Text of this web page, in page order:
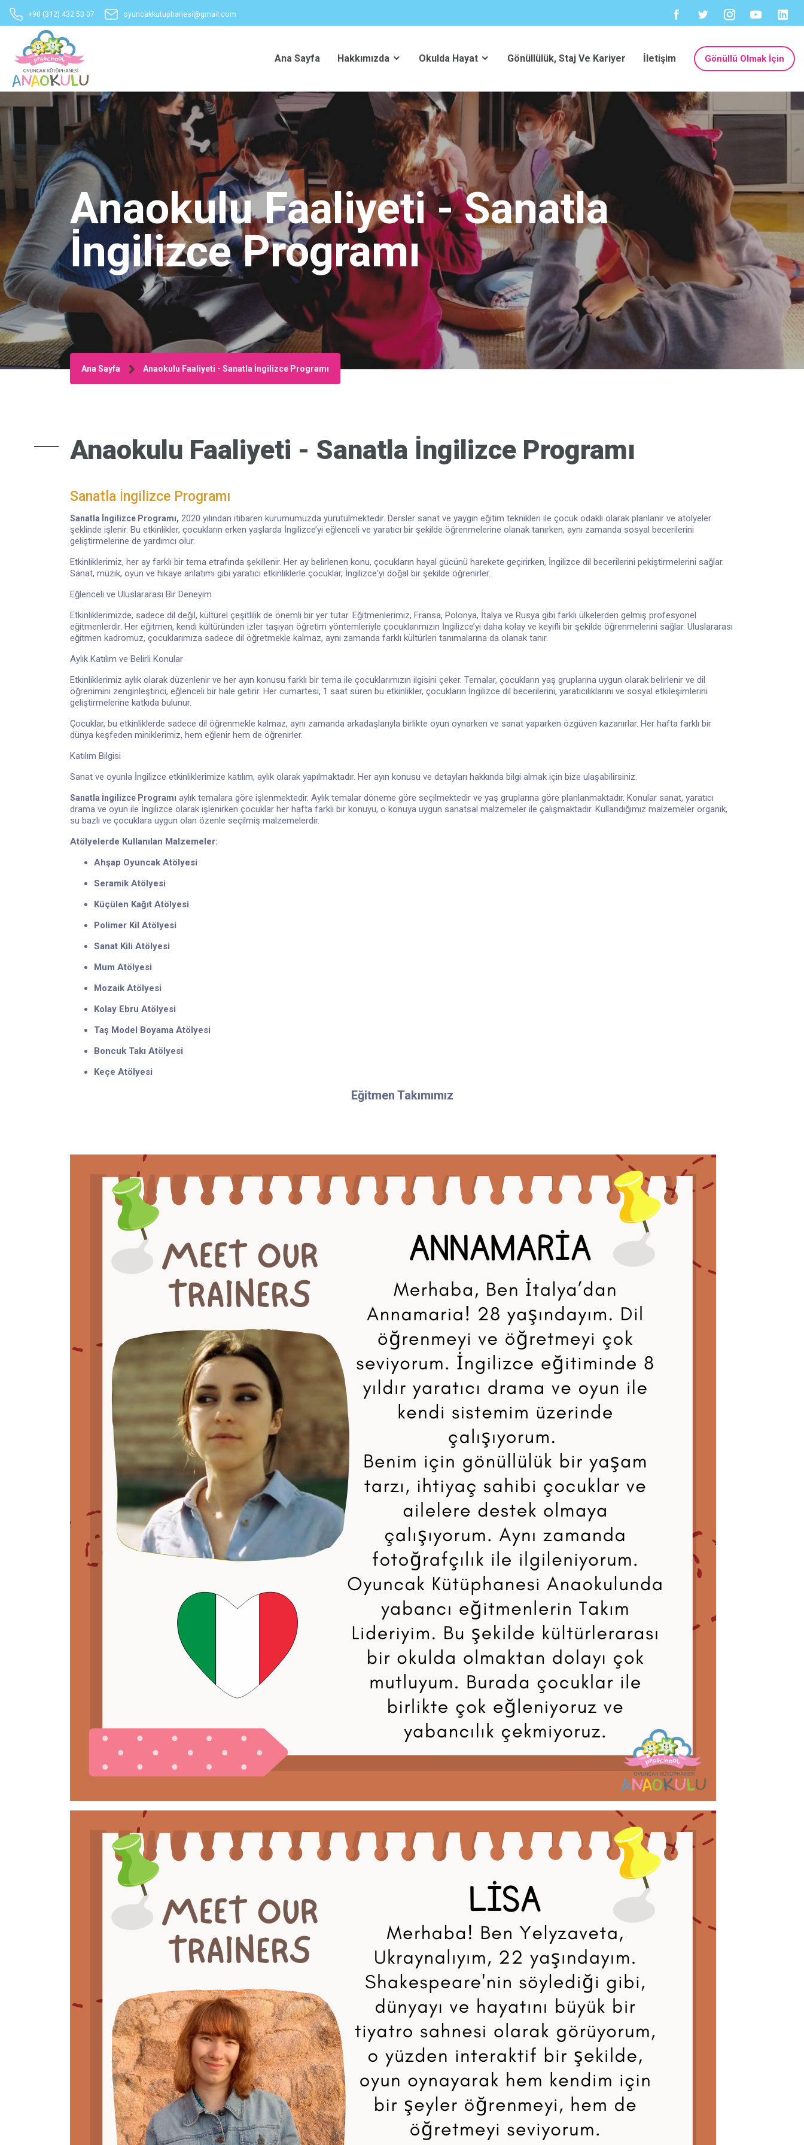
+90 (312) 432 53 07 oyuncakkutuphanesi@gmail.com
Gönüllü Olmak İçin
Ana Sayfa Hakkımızda Okulda Hayat Gönüllülük, Staj Ve Kariyer İletişim
Anaokulu Faaliyeti - Sanatla
İngilizce Programı
Ana Sayfa Anaokulu Faaliyeti - Sanatla İngilizce Programı
Anaokulu Faaliyeti - Sanatla İngilizce Programı
Sanatla İngilizce Programı
Sanatla İngilizce Programı, 2020 yılından itibaren kurumumuzda yürütülmektedir. Dersler sanat ve yaygın eğitim teknikleri ile çocuk odaklı olarak planlanır ve atölyeler
şeklinde işlenir. Bu etkinlikler, çocukların erken yaşlarda İngilizce’yi eğlenceli ve yaratıcı bir şekilde öğrenmelerine olanak tanırken, aynı zamanda sosyal becerilerini
geliştirmelerine de yardımcı olur.
Etkinliklerimiz, her ay farklı bir tema etrafında şekillenir. Her ay belirlenen konu, çocukların hayal gücünü harekete geçirirken, İngilizce dil becerilerini pekiştirmelerini sağlar.
Sanat, müzik, oyun ve hikaye anlatımı gibi yaratıcı etkinliklerle çocuklar, İngilizce'yi doğal bir şekilde öğrenirler.
Eğlenceli ve Uluslararası Bir Deneyim
Etkinliklerimizde, sadece dil değil, kültürel çeşitlilik de önemli bir yer tutar. Eğitmenlerimiz, Fransa, Polonya, İtalya ve Rusya gibi farklı ülkelerden gelmiş profesyonel
eğitmenlerdir. Her eğitmen, kendi kültüründen izler taşıyan öğretim yöntemleriyle çocuklarımızın İngilizce’yi daha kolay ve keyifli bir şekilde öğrenmelerini sağlar. Uluslararası
eğitmen kadromuz, çocuklarımıza sadece dil öğretmekle kalmaz, aynı zamanda farklı kültürleri tanımalarına da olanak tanır.
Aylık Katılım ve Belirli Konular
Etkinliklerimiz aylık olarak düzenlenir ve her ayın konusu farklı bir tema ile çocuklarımızın ilgisini çeker. Temalar, çocukların yaş gruplarına uygun olarak belirlenir ve dil
öğrenimini zenginleştirici, eğlenceli bir hale getirir. Her cumartesi, 1 saat süren bu etkinlikler, çocukların İngilizce dil becerilerini, yaratıcılıklarını ve sosyal etkileşimlerini
geliştirmelerine katkıda bulunur.
Çocuklar, bu etkinliklerde sadece dil öğrenmekle kalmaz, aynı zamanda arkadaşlarıyla birlikte oyun oynarken ve sanat yaparken özgüven kazanırlar. Her hafta farklı bir
dünya keşfeden miniklerimiz, hem eğlenir hem de öğrenirler.
Katılım Bilgisi
Sanat ve oyunla İngilizce etkinliklerimize katılım, aylık olarak yapılmaktadır. Her ayın konusu ve detayları hakkında bilgi almak için bize ulaşabilirsiniz.
Sanatla İngilizce Programı aylık temalara göre işlenmektedir. Aylık temalar döneme göre seçilmektedir ve yaş gruplarına göre planlanmaktadır. Konular sanat, yaratıcı
drama ve oyun ile İngilizce olarak işlenirken çocuklar her hafta farklı bir konuyu, o konuya uygun sanatsal malzemeler ile çalışmaktadır. Kullandığımız malzemeler organik,
su bazlı ve çocuklara uygun olan özenle seçilmiş malzemelerdir.
Atölyelerde Kullanılan Malzemeler:
Ahşap Oyuncak Atölyesi
Seramik Atölyesi
Küçülen Kağıt Atölyesi
Polimer Kil Atölyesi
Sanat Kili Atölyesi
Mum Atölyesi
Mozaik Atölyesi
Kolay Ebru Atölyesi
Taş Model Boyama Atölyesi
Boncuk Takı Atölyesi
Keçe Atölyesi
Eğitmen Takımımız